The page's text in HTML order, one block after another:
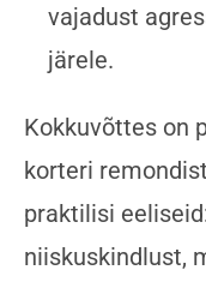
vajadust
järele.
Kokkuvõttes on
korteri
praktilisi
niiskuskindlust,